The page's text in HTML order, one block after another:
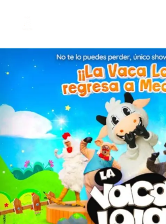
Inicio Real FM
Streaming
En Vivo
Descarga La APP
Programas
Noticias
Equipo
Sobre Nosotros